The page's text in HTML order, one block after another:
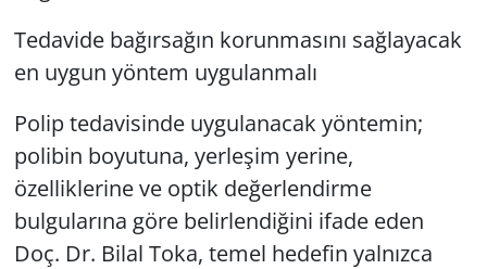
Tedavide bağırsağın korunmasını sağlayacak
en uygun yöntem uygulanmalı
Polip tedavisinde uygulanacak yöntemin;
polibin boyutuna, yerleşim yerine,
özelliklerine ve optik değerlendirme
bulgularına göre belirlendiğini ifade eden
Doç. Dr. Bilal Toka, temel hedefin yalnızca